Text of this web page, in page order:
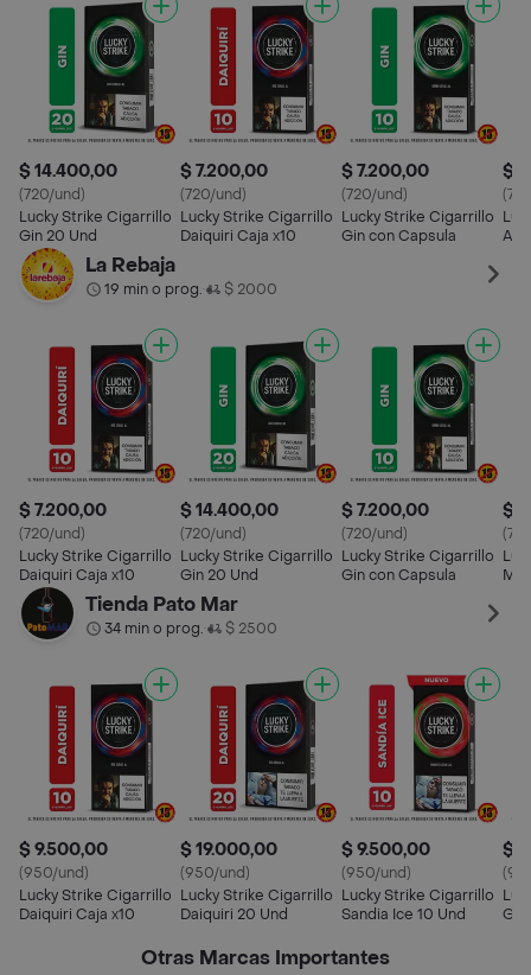
$ 14.400,00
(720/und)
Lucky Strike Cigarrillo
Gin 20 Und
$ 7.200,00
(720/und)
Lucky Strike Cigarrillo
Daiquiri Caja x10
$ 7.200,00
(720/und)
Lucky Strike Cigarrillo
Gin con Capsula
$
La Rebaja
19 min o prog.• $ 2000
$ 7.200,00
(720/und)
Lucky Strike Cigarrillo
Daiquiri Caja x10
$ 14.400,00
(720/und)
Lucky Strike Cigarrillo
Gin 20 Und
$ 7.200,00
(720/und)
Lucky Strike Cigarrillo
Gin con Capsula
$
Tienda Pato Mar
34 min o prog.• $ 2500
$ 9.500,00
(950/und)
Lucky Strike Cigarrillo
Daiquiri Caja x10
$ 19.000,00
(950/und)
Lucky Strike Cigarrillo
Daiquiri 20 Und
$ 9.500,00
(950/und)
Lucky Strike Cigarrillo
Sandia Ice 10 Und
$
Gin
Otras Marcas Importantes